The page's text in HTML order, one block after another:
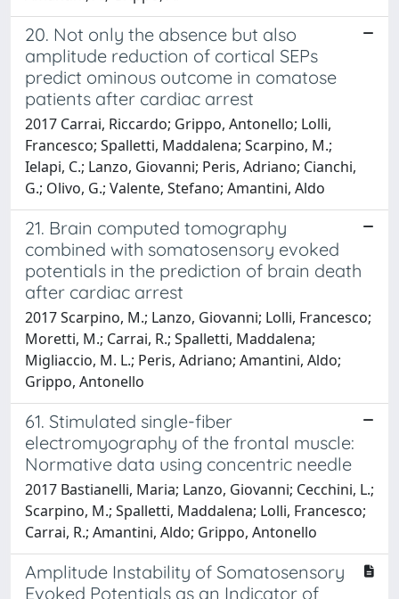
20. Not only the absence but also
amplitude reduction of cortical SEPs
predict ominous outcome in comatose
patients after cardiac arrest
2017 Carrai, Riccardo; Grippo, Antonello; Lolli,
Francesco; Spalletti, Maddalena; Scarpino, M.;
Ielapi, C.; Lanzo, Giovanni; Peris, Adriano; Cianchi,
G.; Olivo, G.; Valente, Stefano; Amantini, Aldo
21. Brain computed tomography
combined with somatosensory evoked
potentials in the prediction of brain death
after cardiac arrest
2017 Scarpino, M.; Lanzo, Giovanni; Lolli, Francesco;
Moretti, M.; Carrai, R.; Spalletti, Maddalena;
Migliaccio, M. L.; Peris, Adriano; Amantini, Aldo;
Grippo, Antonello
61. Stimulated single-fiber
electromyography of the frontal muscle:
Normative data using concentric needle
2017 Bastianelli, Maria; Lanzo, Giovanni; Cecchini, L.;
Scarpino, M.; Spalletti, Maddalena; Lolli, Francesco;
Carrai, R.; Amantini, Aldo; Grippo, Antonello
Amplitude Instability of Somatosensory
Evoked Potentials as an Indicator of